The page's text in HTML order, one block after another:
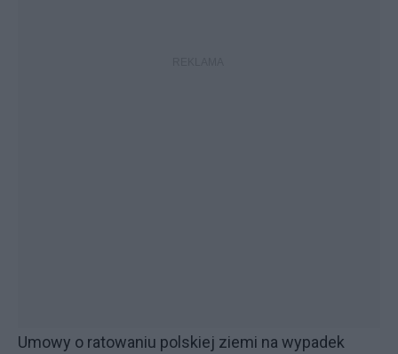
Umowy o ratowaniu polskiej ziemi na wypadek